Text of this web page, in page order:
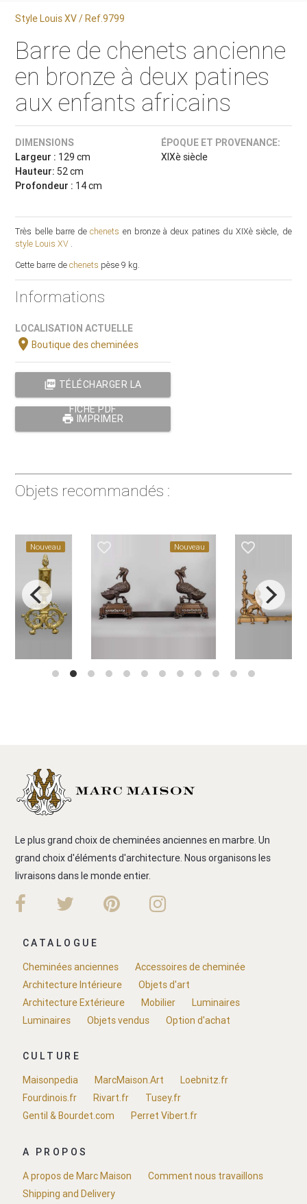
Style Louis XV / Ref.9799
Barre de chenets ancienne
en bronze à deux patines
aux enfants africains
DIMENSIONS
Largeur : 129 cm
Hauteur: 52 cm
Profondeur : 14 cm
ÉPOQUE ET PROVENANCE:
XIXè siècle
Très belle barre dechenets en bronze à deux patines du XIXè siècle, de
style Louis XV .
Cette barre dechenets pèse 9 kg.
Informations
LOCALISATION ACTUELLE
location_onBoutique des cheminées
picture_as_pdf TÉLÉCHARGER LA
FICHE PDF
print IMPRIMER
Objets recommandés :
Nouveau favorite_border Nouveau favorite_border
Le plus grand choix de cheminées anciennes en marbre. Un
grand choix d'éléments d'architecture. Nous organisons les
livraisons dans le monde entier.
CATALOGUE
Cheminées anciennes
Accessoires de cheminée
Architecture Intérieure
Objets d'art
Architecture Extérieure
Mobilier
Luminaires
Luminaires
Objets vendus Option d'achat
CULTURE
Maisonpedia
MarcMaison.Art
Loebnitz.fr
Fourdinois.fr
Rivart.fr
Tusey.fr
Gentil & Bourdet.com
Perret Vibert.fr
A PROPOS
A propos de Marc Maison
Comment nous travaillons
Shipping and Delivery